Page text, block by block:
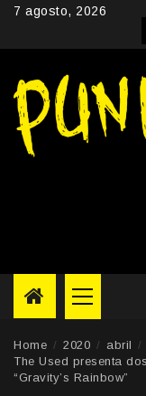
Skip7 agosto, 2026
Primary
Menu
Home 2020 abril
The Used presenta
“Gravity’s Rainbow”